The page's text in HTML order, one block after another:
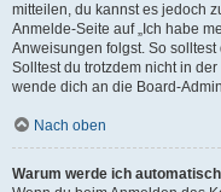
mitteilen, du kannst es jedoch
Anmelde-Seite auf „Ich habe
Anweisungen folgst. So
Solltest du trotzdem nicht in
wende dich an die Board-
Nach oben
Warum werde ich